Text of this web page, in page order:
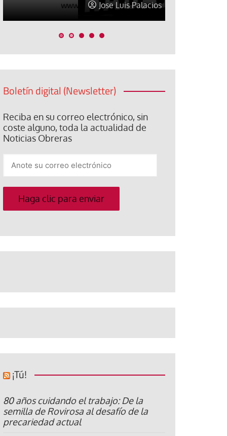
Jose Luis Palacios
Boletín digital (Newsletter)
Reciba en su correo electrónico, sin
coste alguno, toda la actualidad de
Noticias Obreras
su
correo
electrónico
Haga clic para enviar
¡Tú!
80 años cuidando el trabajo: De la
semilla de Rovirosa al desafío de la
precariedad actual